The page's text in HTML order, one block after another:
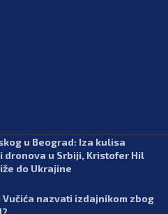
u Beograd: Iza kulisa
u Srbiji, Kristofer Hil
do Ukrajine
nazvati izdajnikom zbog